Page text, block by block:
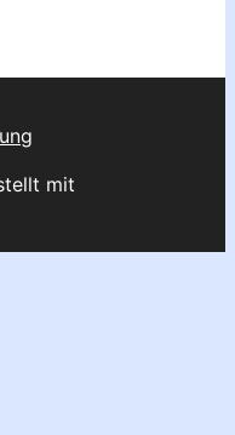
mit